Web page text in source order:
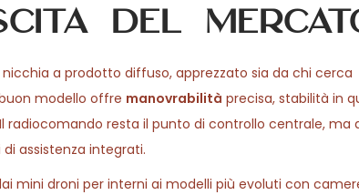
del
a prodotto diffuso, apprezzato sia da chi cerca
modello offre manovrabilità precisa, stabilità in
resta il punto di controllo centrale, ma
assistenza integrati.
mini droni per interni ai modelli più evoluti con